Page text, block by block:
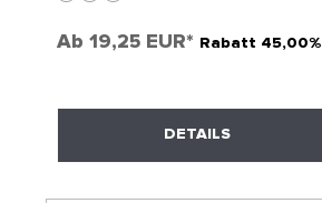
Ab 19,25 EUR* Rabatt 45,00%
DETAILS